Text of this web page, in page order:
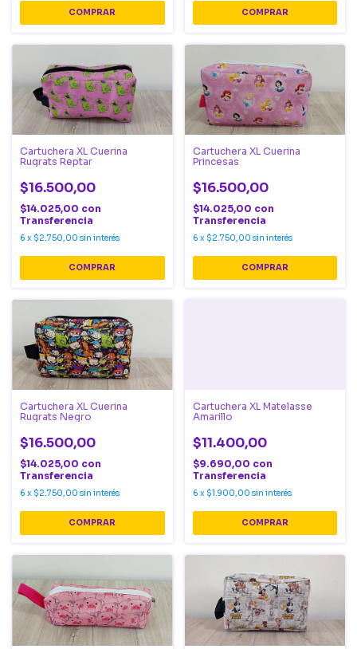
Cartuchera XL Cuerina
Rugrats Reptar
$16.500,00
$14.025,00 con
Transferencia
6 x $2.750,00 sin interés
Cartuchera XL Cuerina
Princesas
$16.500,00
$14.025,00 con
Transferencia
6 x $2.750,00 sin interés
Cartuchera XL Cuerina
Rugrats Negro
$16.500,00
$14.025,00 con
Transferencia
6 x $2.750,00 sin interés
Cartuchera XL Matelasse
Amarillo
$11.400,00
$9.690,00 con
Transferencia
6 x $1.900,00 sin interés